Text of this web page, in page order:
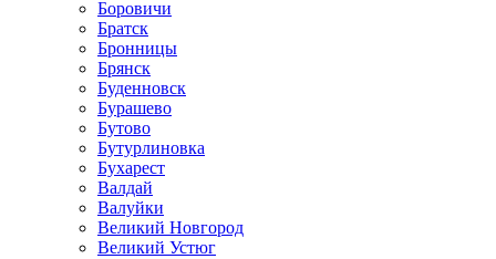
Боровичи
Братск
Бронницы
Брянск
Буденновск
Бурашево
Бутово
Бутурлиновка
Бухарест
Валдай
Валуйки
Великий Новгород
Великий Устюг